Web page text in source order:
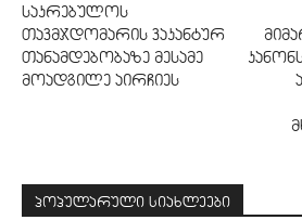
საკრებულოს
თავმჯდომარის ვაკანტურ
თანამდებობაზე მესამე
მოადგილე აირჩიეს
პოპულარული სიახლეები